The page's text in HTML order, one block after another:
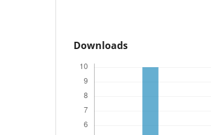
Downloads